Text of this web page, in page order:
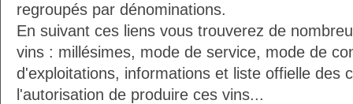
regroupés par dénominations.
En suivant ces liens vous trouverez de
vins : millésimes, mode de service, mode de
d'exploitations, informations et liste offielle des
l'autorisation de produire ces vins...